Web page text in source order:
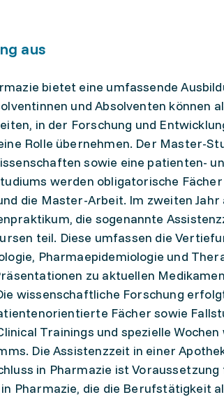
aus
bietet eine umfassende
und Absolventen können
in der Forschung und
Rolle übernehmen. Der Master-
sowie eine patienten-
werden obligatorische
die Master-Arbeit. Im zweiten
die sogenannte
teil. Diese umfassen die
Pharmaepidemiologie und
zu aktuellen
wissenschaftliche Forschung
Fächer sowie
Trainings und spezielle
Die Assistenzzeit in einer
in Pharmazie ist
Pharmazie, die die Berufstätigkeit